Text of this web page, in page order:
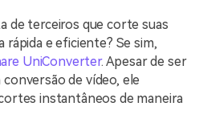
de terceiros que corte suas
e eficiente? Se sim,
UniConverter. Apesar de ser
de vídeo, ele
instantâneos de maneira